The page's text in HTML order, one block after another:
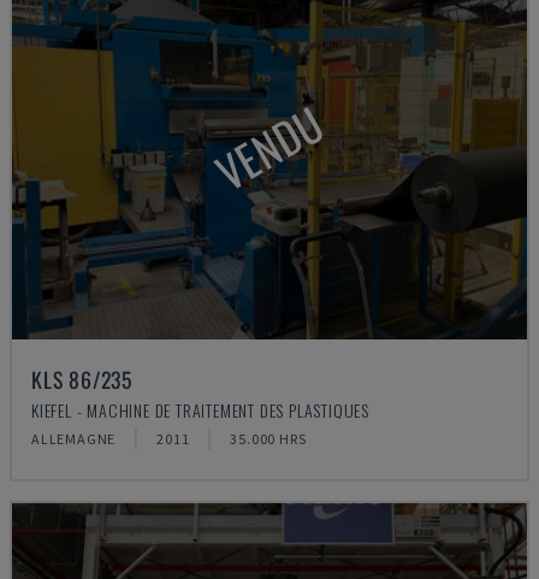
VENDU
KLS 86/235
KIEFEL - MACHINE DE TRAITEMENT DES PLASTIQUES
ALLEMAGNE 2011 35.000 HRS